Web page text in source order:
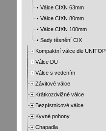
Válce CIXN 63mm
Válce CIXN 80mm
Válce CIXN 100mm
Sady těsnění CIX
Kompaktní válce dle UNITOP
Válce DU
Válce s vedením
Závitové válce
Krátkozdvižné válce
Bezpístnicové válce
Kyvné pohony
Chapadla